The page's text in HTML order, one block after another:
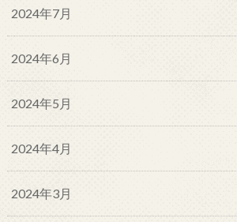
2024年7月
2024年6月
2024年5月
2024年4月
2024年3月